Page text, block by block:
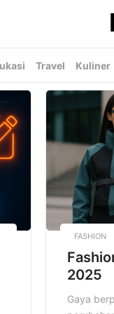
Travel Kuliner
FASHION
2025
Gaya